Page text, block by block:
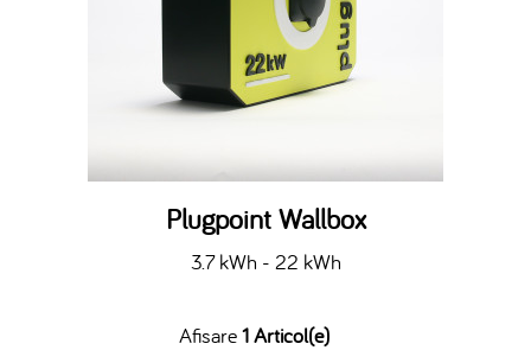
Plugpoint Wallbox
3.7 kWh - 22 kWh
Afisare1 Articol(e)